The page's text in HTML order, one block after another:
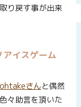
り戻す事が出来
アイスゲーム
ohtakeさんと偶然
々助言を頂いた